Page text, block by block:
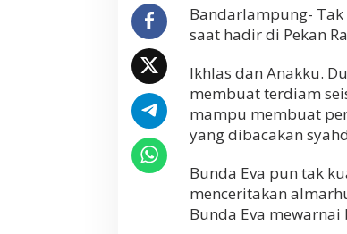
T
a
n
i
s
i
A
a
P
a
Bandarlampung-
saat hadir di Pekan
Ikhlas dan Anakku.
membuat terdiam
mampu membuat
yang dibacakan
Bunda Eva pun tak
menceritakan
Bunda Eva